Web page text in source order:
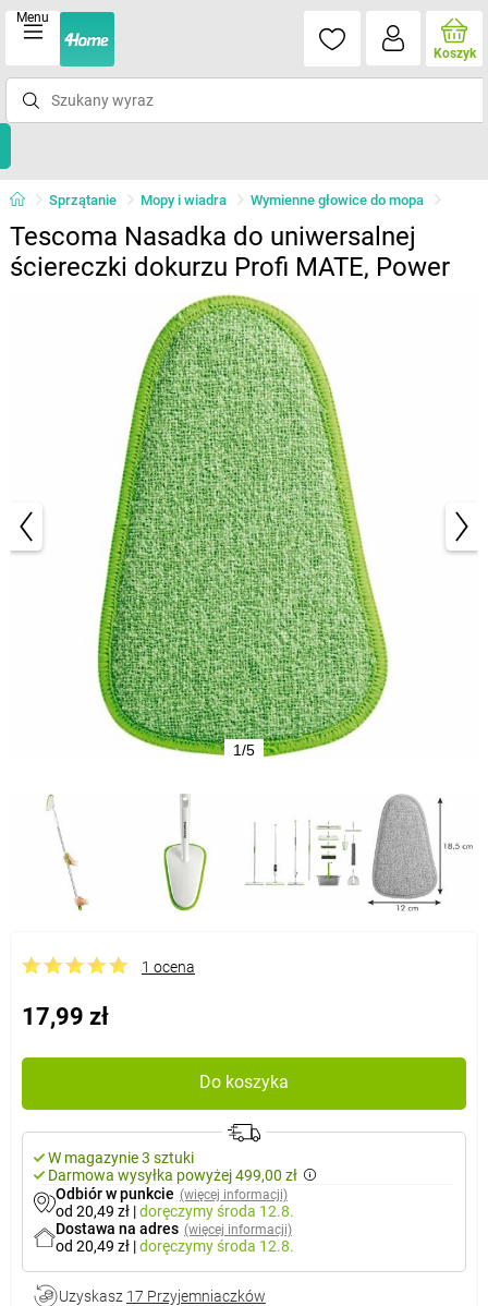
Menu
Koszyk
Sprzątanie Mopy i wiadra Wymienne głowice do mopa
Tescoma Nasadka do uniwersalnej
ściereczki dokurzu Profi MATE, Power
1/5
1 ocena
17,99 zł
Do koszyka
W magazynie 3 sztuki
Darmowa wysyłka powyżej 499,00 zł
Odbiór w punkcie (więcej informacji)
od 20,49 zł |doręczymyśroda 12.8.
Dostawa na adres (więcej informacji)
od 20,49 zł |doręczymyśroda 12.8.
Uzyskasz 17 Przyjemniaczków